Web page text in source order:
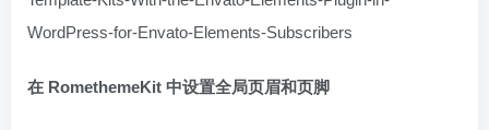
WordPress-for-Envato-Elements-Subscribers
在 RomethemeKit 中设置全局页眉和页脚